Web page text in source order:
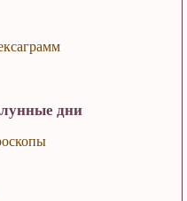
дни